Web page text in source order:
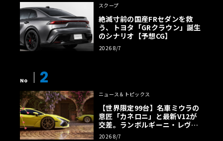
スクープ
絶滅寸前の国産FRセダンを救
う、トヨタ「GRクラウン」誕生
のシナリオ【予想CG】
2026 8/7
No 2
ニュース＆トピックス
【世界限定99台】名車ミウラの
意匠「カネロニ」と最新V12が
交差。ランボルギーニ・レヴエ
ルトに60周年記念車が登場
2026 8/7